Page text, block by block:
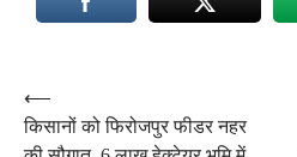
Post
navigation
⟵
किसानों को फिरोजपुर फीडर नहर